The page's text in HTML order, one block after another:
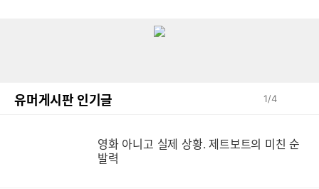
유머게시판 인기글 1/4
영화 아니고 실제 상황. 제트보트의 미친 순
발력